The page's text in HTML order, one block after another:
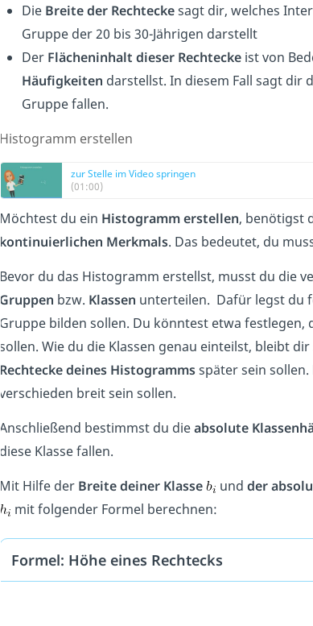
Die Breite der Rechteckesagt dir, welches
Gruppe der 20 bis 30-Jährigen darstellt
Der Flächeninhalt dieser Rechteckeist von
Häufigkeiten darstellst. In diesem Fall sagt dir
Gruppe fallen.
Histogramm erstellen
zur Stelle im Video springen
(01:00)
Möchtest du ein Histogramm erstellen, benötigst
kontinuierlichen Merkmals. Das bedeutet, du
Bevor du das Histogramm erstellst, musst du die
Gruppen bzw. Klassen unterteilen. Dafür legst du
Gruppe bilden sollen. Du könntest etwa festlegen,
sollen. Wie du die Klassen genau einteilst, bleibt
Rechtecke deines Histogrammsspäter sein sollen.
verschieden breit sein sollen.
Anschließend bestimmst du dieabsolute
diese Klasse fallen.
Mit Hilfe der Breite deiner Klasse und der
mit folgender Formel berechnen:
Formel: Höhe eines Rechtecks